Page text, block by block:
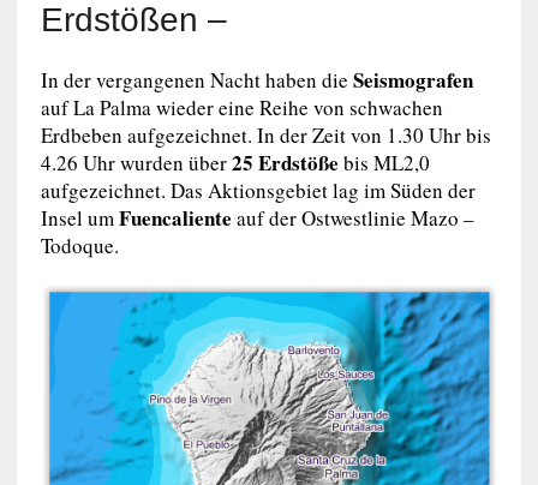
Erdstößen –
In der vergangenen Nacht haben die Seismografen
auf La Palma wieder eine Reihe von schwachen
Erdbeben aufgezeichnet. In der Zeit von 1.30 Uhr bis
4.26 Uhr wurden über25 Erdstöße bis ML2,0
aufgezeichnet. Das Aktionsgebiet lag im Süden der
Insel umFuencaliente auf der Ostwestlinie Mazo –
Todoque.